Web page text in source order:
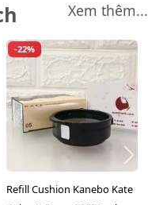
Xem thêm...
-22%
Refill Cushion Kanebo Kate